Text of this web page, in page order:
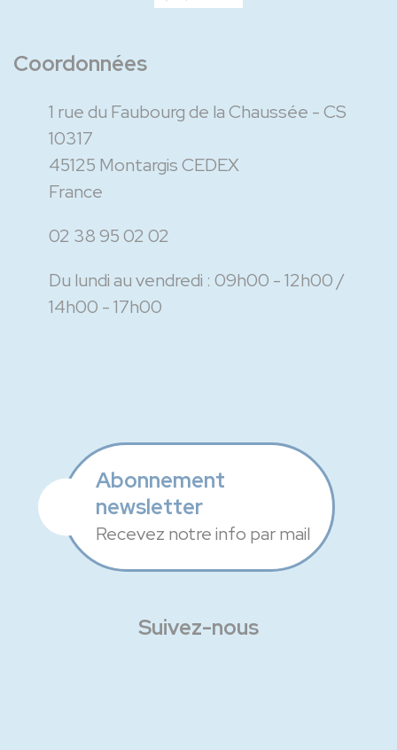
Coordonnées
1 rue du Faubourg de la Chaussée - CS
10317
45125 Montargis CEDEX
France
02 38 95 02 02
Du lundi au vendredi : 09h00 - 12h00
14h00 - 17h00
Abonnement
newsletter
Recevez notre info par mail
Suivez-nous